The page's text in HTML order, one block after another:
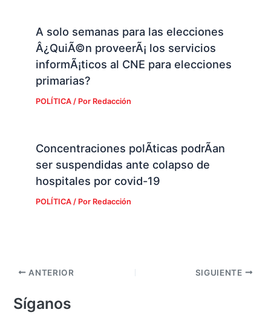
A solo semanas para las elecciones
Â¿QuiÃ©n proveerÃ¡ los servicios
informÃ¡ticos al CNE para elecciones
primarias?
POLÍTICA/ Por Redacción
Concentraciones polÃ­ticas podrÃ­an
ser suspendidas ante colapso de
hospitales por covid-19
POLÍTICA/ Por Redacción
ANTERIOR SIGUIENTE
Síganos